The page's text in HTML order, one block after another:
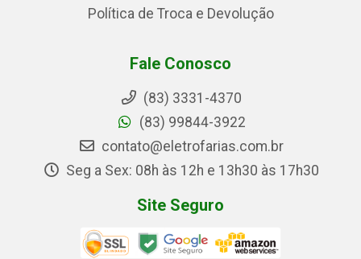
Política de Troca e Devolução
Fale Conosco
(83) 3331-4370
(83) 99844-3922
contato@eletrofarias.com.br
Seg a Sex: 08h às 12h e 13h30 às 17h30
Site Seguro